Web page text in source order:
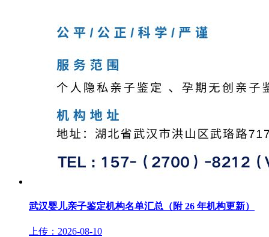
武汉婴儿亲子鉴定机构名单汇总（附 26 年机构更新）
上传：2026-08-10